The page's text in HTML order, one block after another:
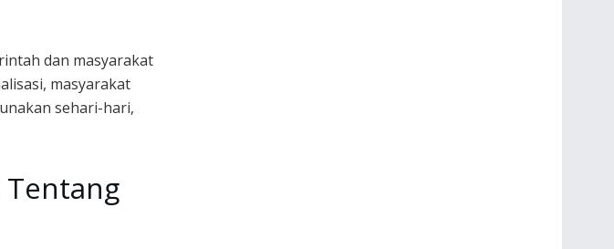
dan masyarakat
masyarakat
sehari-hari,
Tentang